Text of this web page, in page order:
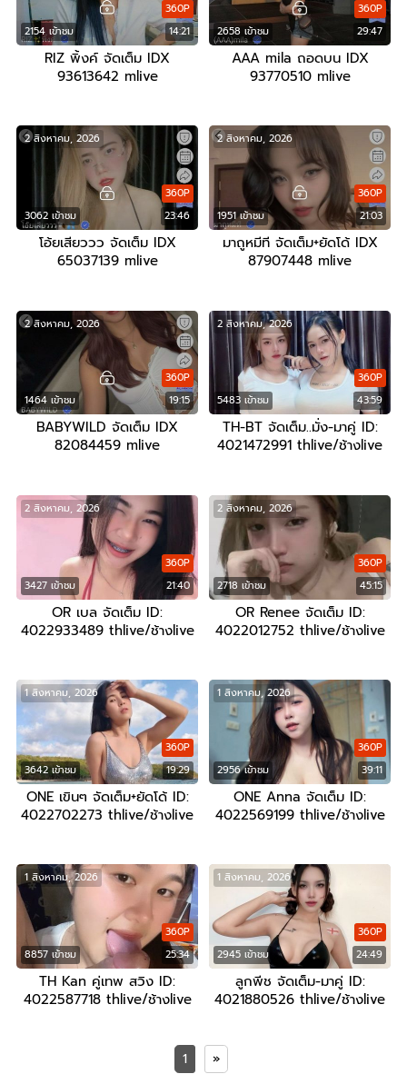
2154 เข้าชม 14:21
360P
RIZ พิ้งค์ จัดเต็ม IDX
93613642 mlive
2658 เข้าชม 29:47
360P
AAA mila ถอดบน IDX
93770510 mlive
3062 เข้าชม 23:46
360P
2 สิงหาคม, 2026
โอ้ยเสียววว จัดเต็ม IDX
65037139 mlive
1951 เข้าชม 21:03
360P
2 สิงหาคม, 2026
มาถูหมีที จัดเต็ม+ยัดโด้ IDX
87907448 mlive
1464 เข้าชม 19:15
360P
2 สิงหาคม, 2026
BABYWILD จัดเต็ม IDX
82084459 mlive
5483 เข้าชม 43:59
360P
2 สิงหาคม, 2026
TH-BT จัดเต็ม..มั่ง-มาคู่ ID:
4021472991 thlive/ช้างlive
3427 เข้าชม 21:40
360P
2 สิงหาคม, 2026
OR เบล จัดเต็ม ID:
4022933489 thlive/ช้างlive
2718 เข้าชม 45:15
360P
2 สิงหาคม, 2026
OR Renee จัดเต็ม ID:
4022012752 thlive/ช้างlive
3642 เข้าชม 19:29
360P
1 สิงหาคม, 2026
ONE เขินๆ จัดเต็ม+ยัดโด้ ID:
4022702273 thlive/ช้างlive
2956 เข้าชม 39:11
360P
1 สิงหาคม, 2026
ONE Anna จัดเต็ม ID:
4022569199 thlive/ช้างlive
8857 เข้าชม 25:34
360P
1 สิงหาคม, 2026
TH Kan คู่เทพ สวิง ID:
4022587718 thlive/ช้างlive
2945 เข้าชม 24:49
360P
1 สิงหาคม, 2026
ลูกพีช จัดเต็ม-มาคู่ ID:
4021880526 thlive/ช้างlive
1 »